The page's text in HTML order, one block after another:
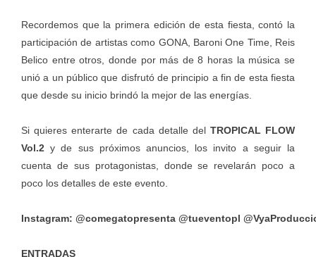
Recordemos que la primera edición de esta fiesta, contó la
participación de artistas como GONA, Baroni One Time, Reis
Belico entre otros, donde por más de 8 horas la música se
unió a un público que disfrutó de principio a fin de esta fiesta
que desde su inicio brindó la mejor de las energías.
Si quieres enterarte de cada detalle del TROPICAL FLOW
Vol.2y de sus próximos anuncios, los invito a seguir la
cuenta de sus protagonistas, donde se revelarán poco a
poco los detalles de este evento.
Instagram: @comegatopresenta @tueventopl
ENTRADAS